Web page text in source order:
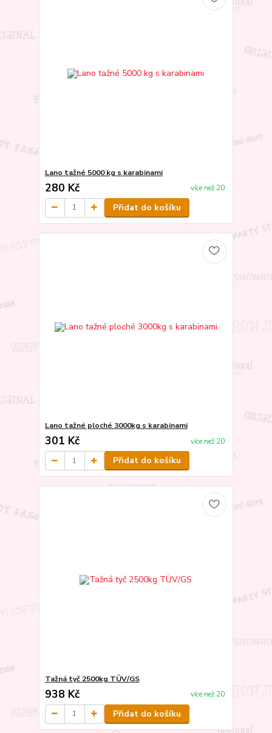
Lano tažné 5000 kg s karabinami
280 Kč více než 20
Přidat do košíku
Lano tažné ploché 3000kg s karabinami
301 Kč více než 20
Přidat do košíku
Tažná tyč 2500kg TÜV/GS
938 Kč více než 20
Přidat do košíku